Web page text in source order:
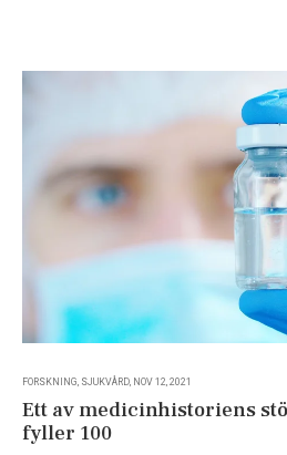
FORSKNING, SJUKVÅRD, NOV 12, 2021
Ett av medicinhistoriens
fyller 100